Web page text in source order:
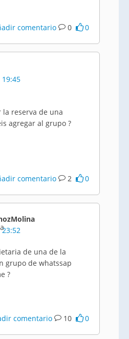
comentario 0 0
la reserva de una
agregar al grupo ?
comentario 2 0
de una de la
grupo de whatssap
?
comentario 10 0